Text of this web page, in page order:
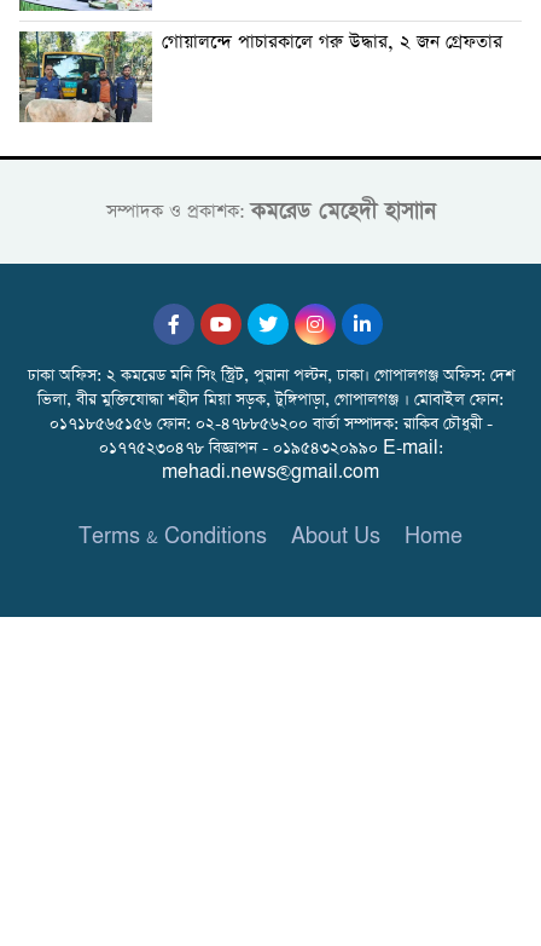
গোয়ালন্দে পাচারকালে গরু উদ্ধার, ২ জন গ্রেফতার
সম্পাদক ও প্রকাশক:কমরেড মেহেদী হাসাান
ঢাকা অফিস: ২ কমরেড মনি সিং স্ট্রিট, পুরানা পল্টন, ঢাকা। গোপালগঞ্জ অফিস: দেশ
ভিলা, বীর মুক্তিযোদ্ধা শহীদ মিয়া সড়ক, টুঙ্গিপাড়া, গোপালগঞ্জ । মোবাইল ফোন:
০১৭১৮৫৬৫১৫৬ ফোন: ০২-৪৭৮৮৫৬২০০ বার্তা সম্পাদক: রাকিব চৌধুরী -
০১৭৭৫২৩০৪৭৮ বিজ্ঞাপন - ০১৯৫৪৩২০৯৯০ E-mail:
mehadi.news@gmail.com
Terms & Conditions About Us Home